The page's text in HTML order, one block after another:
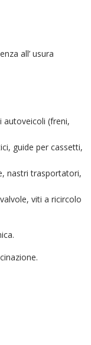
all’ usura
autoveicoli (freni,
guide per cassetti,
nastri trasportatori,
viti a ricircolo